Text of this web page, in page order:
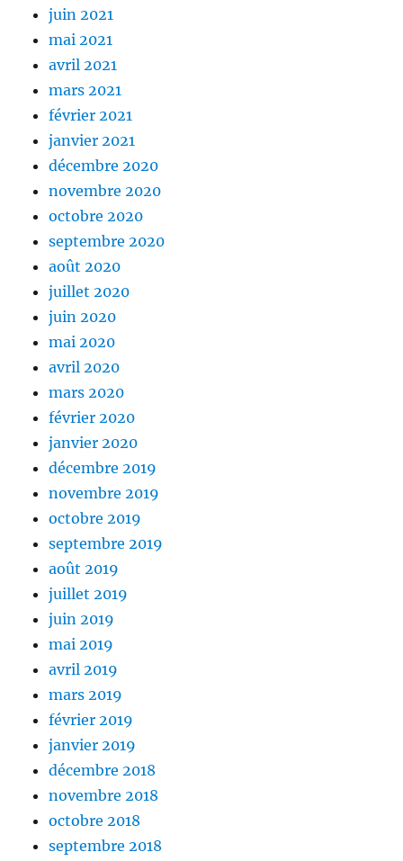
juin 2021
mai 2021
avril 2021
mars 2021
février 2021
janvier 2021
décembre 2020
novembre 2020
octobre 2020
septembre 2020
août 2020
juillet 2020
juin 2020
mai 2020
avril 2020
mars 2020
février 2020
janvier 2020
décembre 2019
novembre 2019
octobre 2019
septembre 2019
août 2019
juillet 2019
juin 2019
mai 2019
avril 2019
mars 2019
février 2019
janvier 2019
décembre 2018
novembre 2018
octobre 2018
septembre 2018